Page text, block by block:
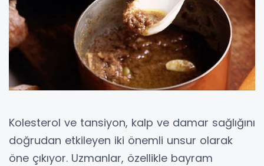
Kolesterol ve tansiyon, kalp ve damar sağlığını
doğrudan etkileyen iki önemli unsur olarak
öne çıkıyor. Uzmanlar, özellikle bayram